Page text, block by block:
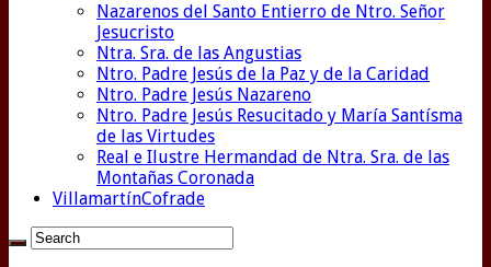
Nazarenos del Santo Entierro de Ntro. Señor
Jesucristo
Ntra. Sra. de las Angustias
Ntro. Padre Jesús de la Paz y de la Caridad
Ntro. Padre Jesús Nazareno
Ntro. Padre Jesús Resucitado y María Santísma
de las Virtudes
Real e Ilustre Hermandad de Ntra. Sra. de las
Montañas Coronada
VillamartínCofrade